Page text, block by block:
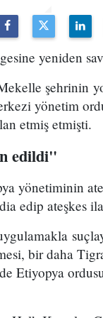
yeniden
şehrinin
yönetim
etmiş etmişti.
edildi"
yönetiminin
edip ateşkes
bir daha
Etiyopya